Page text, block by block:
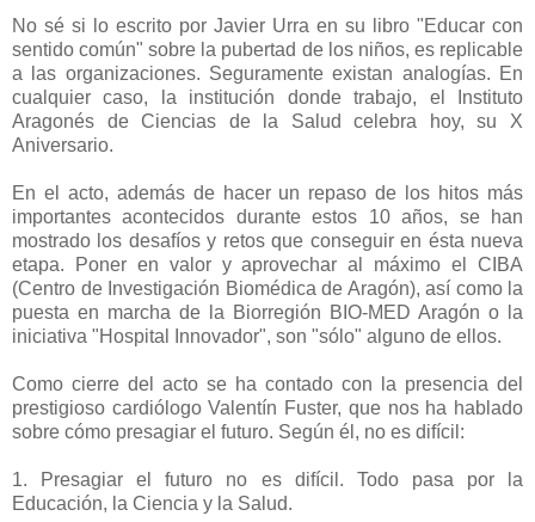
No sé si lo escrito por Javier Urra en su libro "Educar con
sentido común" sobre la pubertad de los niños, es replicable
a las organizaciones. Seguramente existan analogías. En
cualquier caso, la institución donde trabajo, el Instituto
Aragonés de Ciencias de la Salud celebra hoy, su X
Aniversario.
En el acto, además de hacer un repaso de los hitos más
importantes acontecidos durante estos 10 años, se han
mostrado los desafíos y retos que conseguir en ésta nueva
etapa. Poner en valor y aprovechar al máximo el CIBA
(Centro de Investigación Biomédica de Aragón), así como la
puesta en marcha de la Biorregión BIO-MED Aragón o la
iniciativa "Hospital Innovador", son "sólo" alguno de ellos.
Como cierre del acto se ha contado con la presencia del
prestigioso cardiólogo Valentín Fuster, que nos ha hablado
sobre cómo presagiar el futuro. Según él, no es difícil:
1. Presagiar el futuro no es difícil. Todo pasa por la
Educación, la Ciencia y la Salud.